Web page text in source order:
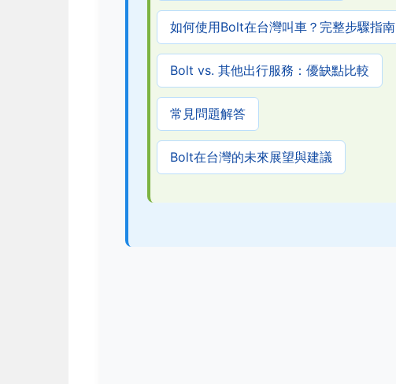
如何使用Bolt在台灣叫車？完整步驟指南
Bolt vs. 其他出行服務：優缺點比較
常見問題解答
Bolt在台灣的未來展望與建議